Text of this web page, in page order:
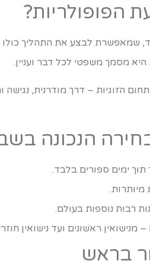
הפופולריות?
שמאפשרת לבצע את התהליך
מסמך משפטי לכל דבר ועניין.
הזוגיות – דרך מודרנית,
ימים ספורים בלבד.
מיותרות.
רבות נוספות בעולם.
ראשונים ועד נישואין
בראש